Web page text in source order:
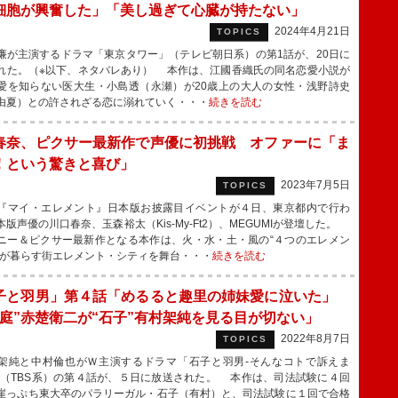
胞が興奮した」「美し過ぎて心臓が持たない」
TOPICS
2024年4月21日
主演するドラマ「東京タワー」（テレビ朝日系）の第1話が、20日に
た。（※以下、ネタバレあり） 本作は、江國香織氏の同名恋愛小説が
を知らない医大生・小島透（永瀬）が20歳上の大人の女性・浅野詩史
夏）との許されざる恋に溺れていく・・・ 続きを読む
奈、ピクサー最新作で声優に初挑戦 オファーに「ま
という驚きと喜び」
TOPICS
2023年7月5日
イ・エレメント』日本版お披露目イベントが４日、東京都内で行わ
版声優の川口春奈、玉森裕太（Kis-My-Ft2）、MEGUMIが登壇した。
ー＆ピクサー最新作となる本作は、火・水・土・風の“４つのエレメン
暮らす街エレメント・シティを舞台・・・ 続きを読む
と羽男」第４話「めるると趣里の姉妹愛に泣いた」
”赤楚衛二が“石子”有村架純を見る目が切ない」
TOPICS
2022年8月7日
と中村倫也がＷ主演するドラマ「石子と羽男‐そんなコトで訴えま
（TBS系）の第４話が、５日に放送された。 本作は、司法試験に４回
っぷち東大卒のパラリーガル・石子（有村）と、司法試験に１回で合格